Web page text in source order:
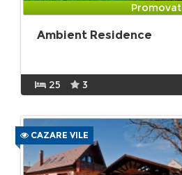
Promovat
Ambient Residence
25 3
CAZARE VILE